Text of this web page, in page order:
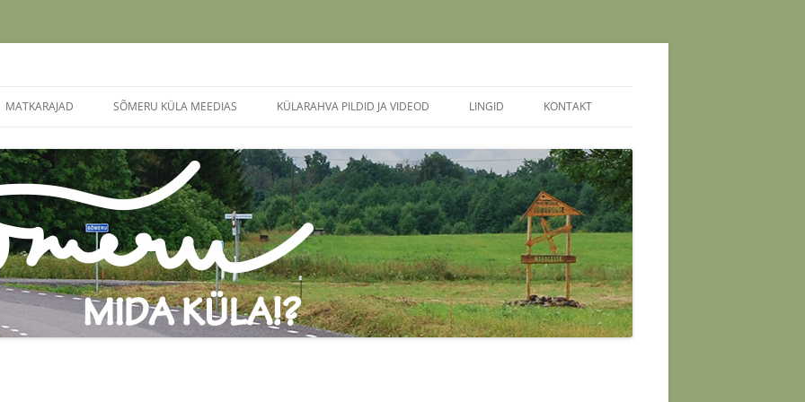
sisu
MATKARAJAD
MÖLLU ALLIKA MATKARADA
SÕMERU KÜLA MEEDIAS
SÕMERU. MIDA KÜLA?!
SÕMERLASED TÄHISTASID
LIGIPÄÄSU MÖLLU ALLIKALE.
SAJANDI SÜNDMUS SÕMERUS –
BUSSILIINI 116A ESIMENE REIS
SÕMERU AVAS KUNSTISAALI KIILI
KÜLARAHVA PILDID JA VIDEOD
KÜLAPÄEV 2022
KÜLAPÄEV 2015
VOLBRIÖÖ 2014
KIILI VALLARAHVA IX
SPORTMÄNGUD
LINGID KONTAKT